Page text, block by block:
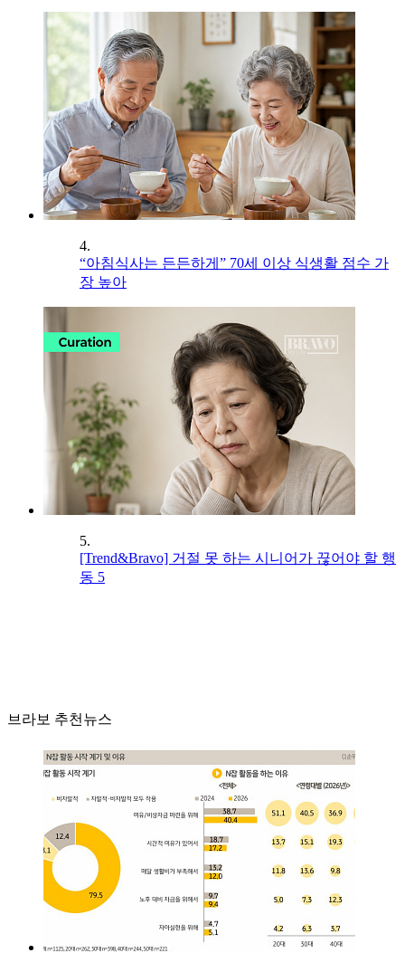
4.
“아침식사는 든든하게” 70세 이상 식생활 점수 가
장 높아
5.
[Trend&Bravo] 거절 못 하는 시니어가 끊어야 할 행
동 5
브라보 추천뉴스